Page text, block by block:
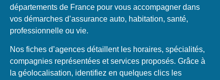
départements de France pour vous accompagner dans
vos démarches d’assurance auto, habitation, santé,
professionnelle ou vie.
Nos fiches d’agences détaillent les horaires, spécialités,
compagnies représentées et services proposés. Grâce à
la géolocalisation, identifiez en quelques clics les